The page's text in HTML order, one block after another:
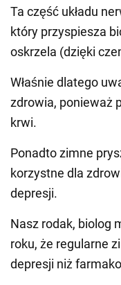
Ta część układu
który przyspiesza
oskrzela (dzięki
Właśnie dlatego
zdrowia, ponieważ
krwi.
Ponadto zimne
korzystne dla
depresji.
Nasz rodak, biolog
roku, że regularne
depresji niż